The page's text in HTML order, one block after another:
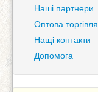
Наші партнери
Оптова торгівля
Нащі контакти
Допомога